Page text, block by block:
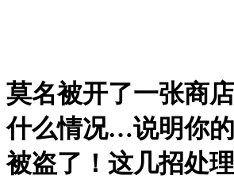
莫名被开了一张商
什么情况…说明你
被盗了！这几招处